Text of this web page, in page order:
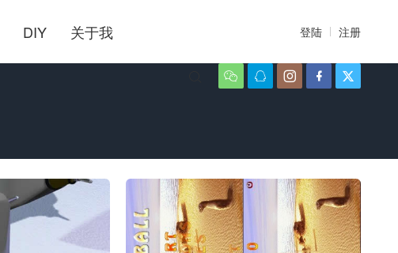
DIY 关于我 登陆 注册
    